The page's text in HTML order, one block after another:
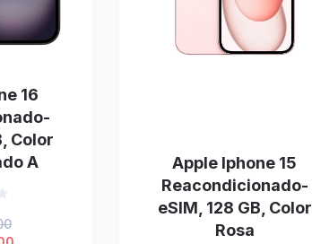
16
Color
A
Apple Iphone 15
Reacondicionado-
eSIM, 128 GB, Color
Rosa